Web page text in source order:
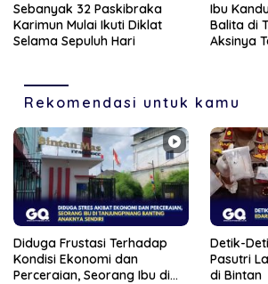
Sebanyak 32 Paskibraka
Karimun Mulai Ikuti Diklat
Selama Sepuluh Hari
Ibu
Balita di
Aksinya
Rekomendasi untuk kamu
Diduga Frustasi Terhadap
Kondisi Ekonomi dan
Perceraian, Seorang Ibu di
Detik-
Pasutri
di Bintan